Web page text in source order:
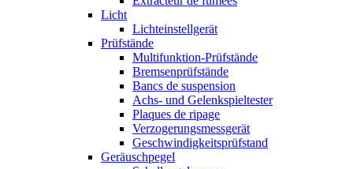
Licht
Lichteinstellgerät
Prüfstände
Multifunktion-Prüfstände
Bremsenprüfstände
Bancs de suspension
Achs- und Gelenkspieltester
Plaques de ripage
Verzogerungsmessgerät
Geschwindigkeitsprüfstand
Geräuschpegel